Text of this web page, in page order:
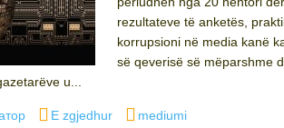
rezultateve të anketës,
korrupsioni në media kanë
së qeverisë së mëparshme
u...
Categories
E zgjedhur Tags
mediumi